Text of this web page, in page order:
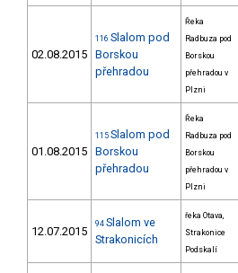
02.08.2015
116 Slalom pod
Borskou
přehradou
Řeka
Radbuza pod
Borskou
přehradou v
Plzni
01.08.2015
115 Slalom pod
Borskou
přehradou
Řeka
Radbuza pod
Borskou
přehradou v
Plzni
12.07.2015
94 Slalom ve
Strakonicích
řeka Otava,
Strakonice
Podskalí